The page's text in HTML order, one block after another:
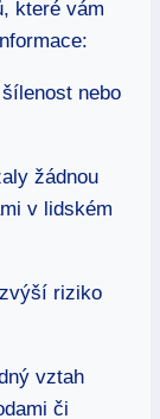
které vám
nebo
žádnou
v lidském
riziko
vztah
či